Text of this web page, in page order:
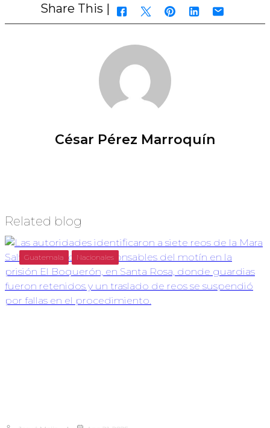
Share This |
César Pérez Marroquín
Related blog
Guatemala Nacionales